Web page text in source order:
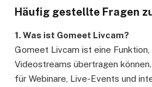
Häufig gestellte Fragen
1. Was ist Gomeet Livcam?
Gomeet Livcam ist eine
Videostreams übertragen
für Webinare, Live-Events und